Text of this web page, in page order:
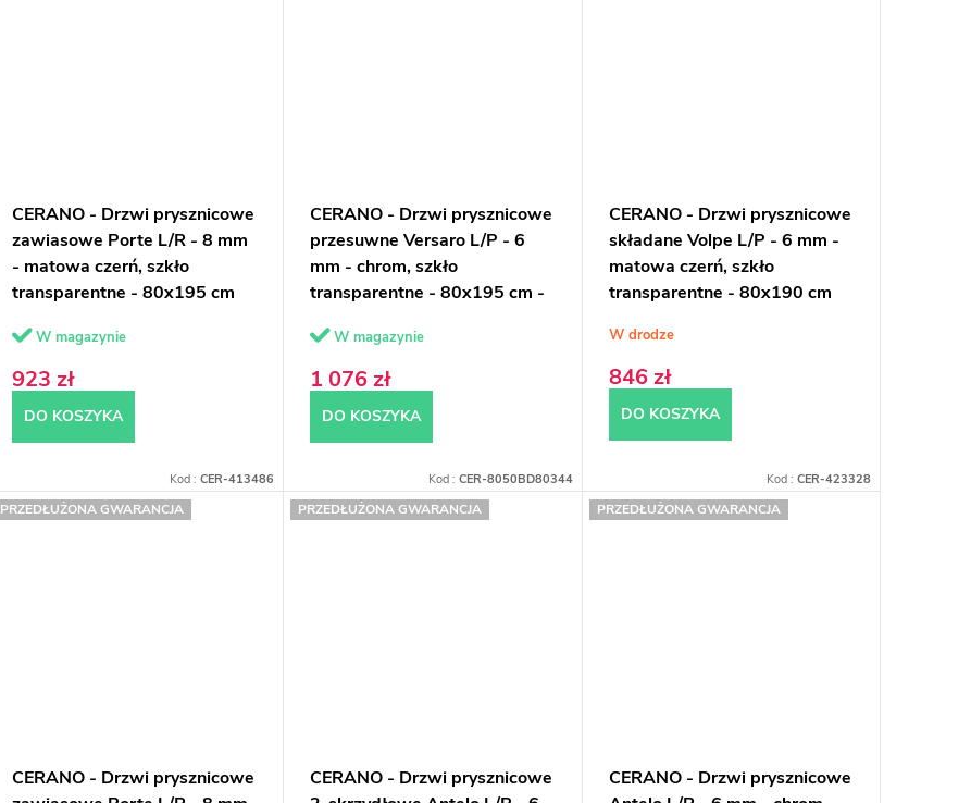
CERANO - Drzwi prysznicowe
zawiasowe Porte L/R - 8 mm
- matowa czerń, szkło
transparentne - 80x195 cm
W magazynie
923 zł
DO KOSZYKA
Kod :CER-413486
CERANO - Drzwi prysznicowe
przesuwne Versaro L/P - 6
mm - chrom, szkło
transparentne - 80x195 cm -
W magazynie
1 076 zł
DO KOSZYKA
Kod : CER-8050BD80344
CERANO - Drzwi prysznicowe
składane Volpe L/P - 6 mm -
matowa czerń, szkło
transparentne - 80x190 cm
W drodze
846 zł
DO KOSZYKA
Kod : CER-423328
PRZEDŁUŻONA GWARANCJA
CERANO - Drzwi prysznicowe
PRZEDŁUŻONA GWARANCJA
CERANO - Drzwi prysznicowe
PRZEDŁUŻONA GWARANCJA
CERANO - Drzwi prysznicowe